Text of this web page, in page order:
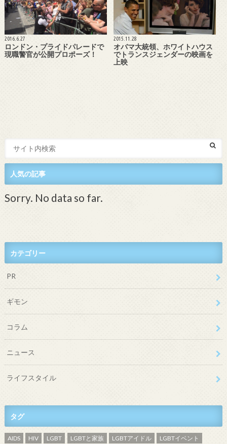
2016.6.27
ロンドン・プライドパレードで
現職警官が公開プロポーズ！
2015.11.28
オバマ大統領、ホワイトハウス
でトランスジェンダーの映画を
上映
人気の記事
Sorry. No data so far.
カテゴリー
PR
ギモン
コラム
ニュース
ライフスタイル
タグ
AIDS HIV LGBT LGBTと家族 LGBTアイドル
LGBTイベント